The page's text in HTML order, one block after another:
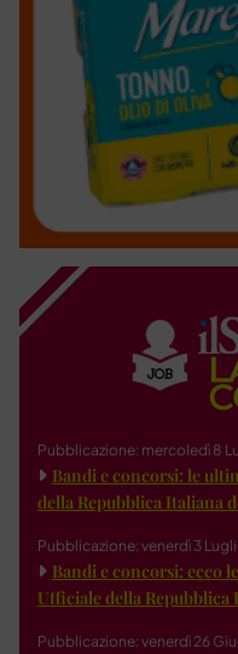
Pubblicazione: mercoledì 8
Bandi e concorsi: le
della Repubblica Italiana
Pubblicazione: venerdì 3
Bandi e concorsi: ecco
Ufficiale della Repubblica
Pubblicazione: venerdì 26